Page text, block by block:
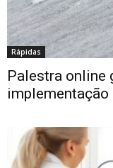
Rápidas
Palestra online
implementação